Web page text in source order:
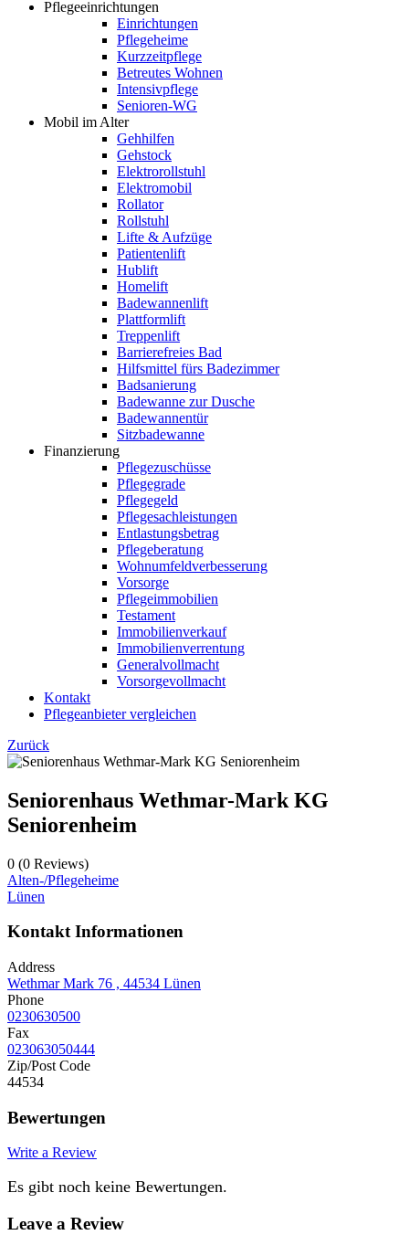
Pflegeeinrichtungen
Einrichtungen
Pflegeheime
Kurzzeitpflege
Betreutes Wohnen
Intensivpflege
Senioren-WG
Mobil im Alter
Gehhilfen
Gehstock
Elektrorollstuhl
Elektromobil
Rollator
Rollstuhl
Lifte & Aufzüge
Patientenlift
Hublift
Homelift
Badewannenlift
Plattformlift
Treppenlift
Barrierefreies Bad
Hilfsmittel fürs Badezimmer
Badsanierung
Badewanne zur Dusche
Badewannentür
Sitzbadewanne
Finanzierung
Pflegezuschüsse
Pflegegrade
Pflegegeld
Pflegesachleistungen
Entlastungsbetrag
Pflegeberatung
Wohnumfeldverbesserung
Vorsorge
Pflegeimmobilien
Testament
Immobilienverkauf
Immobilienverrentung
Generalvollmacht
Vorsorgevollmacht
Kontakt
Pflegeanbieter vergleichen
Zurück
Seniorenhaus Wethmar-Mark KG
Seniorenheim
0 (0 Reviews)
Alten-/Pflegeheime
Lünen
Kontakt Informationen
Address
Wethmar Mark 76 , 44534 Lünen
Phone
0230630500
Fax
023063050444
Zip/Post Code
44534
Bewertungen
Write a Review
Es gibt noch keine Bewertungen.
Leave a Review